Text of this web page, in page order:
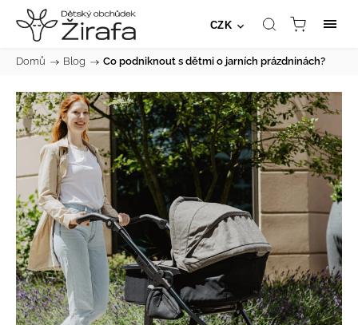
CZK
Domů / Blog / Co podniknout s dětmi o jarních prázdninách?